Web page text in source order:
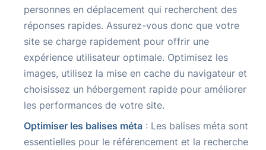
personnes en déplacement qui recherchent des
réponses rapides. Assurez-vous donc que votre
site se charge rapidement pour offrir une
expérience utilisateur optimale. Optimisez les
images, utilisez la mise en cache du navigateur et
choisissez un hébergement rapide pour améliorer
les performances de votre site.
Optimiser les balises méta : Les balises méta sont
essentielles pour le référencement et la recherche